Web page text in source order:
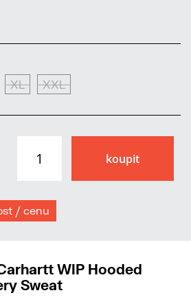
XL XXL
/ cenu
WIP Hooded
Sweat